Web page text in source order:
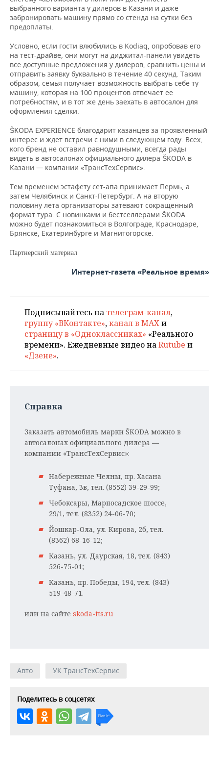
выбранного варианта у дилеров в Казани и даже
забронировать машину прямо со стенда на сутки без
предоплаты.
Условно, если гости влюбились в Kodiaq, опробовав его
на тест-драйве, они могут на диджитал-панели увидеть
все доступные предложения у дилеров, сравнить цены и
отправить заявку буквально в течение 40 секунд. Таким
образом, семья получает возможность выбрать себе ту
машину, которая на 100 процентов отвечает ее
потребностям, и в тот же день заехать в автосалон для
оформления сделки.
ŠKODA EXPERIENCE благодарит казанцев за проявленный
интерес и ждет встречи с ними в следующем году. Всех,
кого бренд не оставил равнодушными, всегда рады
видеть в автосалонах официального дилера ŠKODA в
Казани — компании «ТрансТехСервис».
Тем временем эстафету сет-апа принимает Пермь, а
затем Челябинск и Санкт-Петербург. А на вторую
половину лета организаторы затевают сокращенный
формат тура. С новинками и бестселлерами ŠKODA
можно будет познакомиться в Волгограде, Краснодаре,
Брянске, Екатеринбурге и Магнитогорске.
Партнерский материал
Интернет-газета «Реальное время»
Подписывайтесь на телеграм-канал,
группу «ВКонтакте»,канал в MAXи
страницу в «Одноклассниках» «Реального
времени». Ежедневные видео наRutube и
«Дзене».
Справка
Заказать автомобиль марки ŠKODA можно в
автосалонах официального дилера —
компании «ТрансТехСервис»:
Набережные Челны, пр. Хасана
Туфана, 3в, тел. (8552) 39-29-99;
Чебоксары, Марпосадское шоссе,
29/1, тел. (8352) 24-06-70;
Йошкар-Ола, ул. Кирова, 2б, тел.
(8362) 68-16-12;
Казань, ул. Даурская, 18, тел. (843)
526-75-01;
Казань, пр. Победы, 194, тел. (843)
519-48-71.
или на сайте skoda-tts.ru
Авто УК ТрансТехСервис
Поделитесь в соцсетях